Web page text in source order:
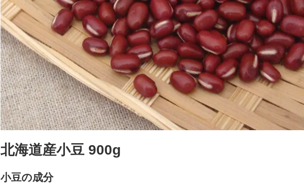
北海道産小豆 900g
小豆の成分